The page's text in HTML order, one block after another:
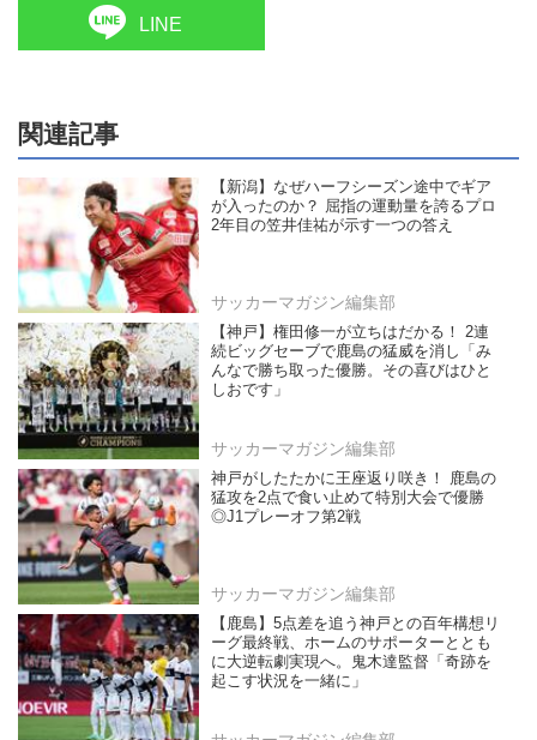
LINE
関連記事
【新潟】なぜハーフシーズン途中でギア
が入ったのか？ 屈指の運動量を誇るプロ
2年目の笠井佳祐が示す一つの答え
サッカーマガジン編集部
【神戸】権田修一が立ちはだかる！ 2連
続ビッグセーブで鹿島の猛威を消し「み
んなで勝ち取った優勝。その喜びはひと
しおです」
サッカーマガジン編集部
神戸がしたたかに王座返り咲き！ 鹿島の
猛攻を2点で食い止めて特別大会で優勝
◎J1プレーオフ第2戦
サッカーマガジン編集部
【鹿島】5点差を追う神戸との百年構想リ
ーグ最終戦、ホームのサポーターととも
に大逆転劇実現へ。鬼木達監督「奇跡を
起こす状況を一緒に」